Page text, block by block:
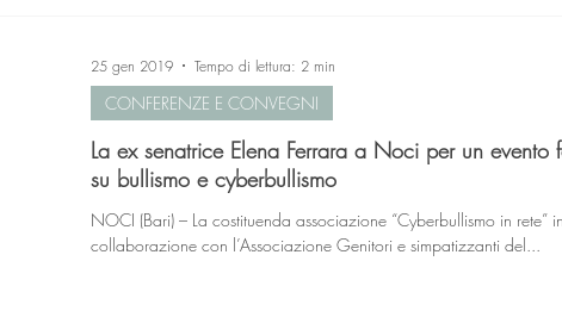
La ex senatrice Elena Ferrara a Noci per un evento
su bullismo e cyberbullismo
NOCI (Bari) – La costituenda associazione “Cyberbullismo in rete” in
collaborazione con l’Associazione Genitori e simpatizzanti del...
CONFERENZE E CONVEGNI
25 gen 2019 Tempo di lettura: 2 min